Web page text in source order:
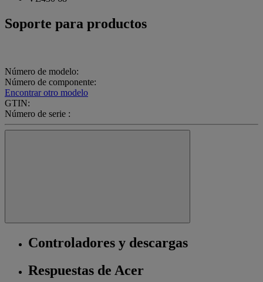
Soporte para productos
Número de modelo:
Número de componente:
Encontrar otro modelo
GTIN:
Número de serie :
Controladores y descargas
Respuestas de Acer